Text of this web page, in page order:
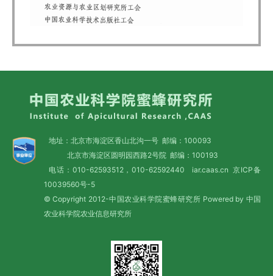
地址：北京市海淀区香山北沟一号 邮编：100093
北京市海淀区圆明园西路2号院 邮编：100193
电话：010-62593512，010-62592440 iar.caas.cn 京ICP备
10039560号-5
© Copyright 2012-中国农业科学院蜜蜂研究所 Powered by 中国
农业科学院农业信息研究所